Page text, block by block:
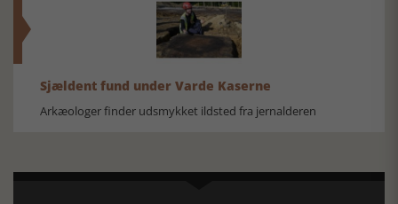
Sjældent fund under Varde Kaserne
Arkæologer finder udsmykket ildsted fra jernalderen